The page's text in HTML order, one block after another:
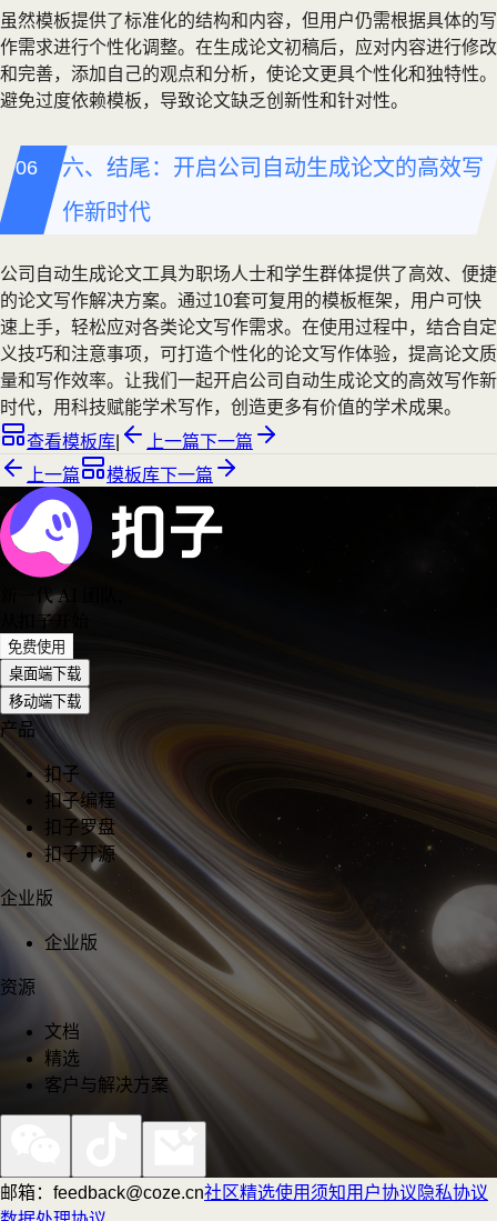
虽然模板提供了标准化的结构和内容，但用户仍需根据具体的写
作需求进行个性化调整。在生成论文初稿后，应对内容进行修改
和完善，添加自己的观点和分析，使论文更具个性化和独特性。
避免过度依赖模板，导致论文缺乏创新性和针对性。
六、结尾：开启公司自动生成论文的高效写
作新时代
公司自动生成论文工具为职场人士和学生群体提供了高效、便捷
的论文写作解决方案。通过10套可复用的模板框架，用户可快
速上手，轻松应对各类论文写作需求。在使用过程中，结合自定
义技巧和注意事项，可打造个性化的论文写作体验，提高论文质
量和写作效率。让我们一起开启公司自动生成论文的高效写作新
时代，用科技赋能学术写作，创造更多有价值的学术成果。
查看模板库
上一篇下一篇
上一篇
模板库下一篇
新一代 AI 团队
从扣子开始
免费使用
桌面端下载
移动端下载
产品
扣子
扣子编程
扣子罗盘
扣子开源
企业版
企业版
资源
文档
精选
客户与解决方案
邮箱：feedback@coze.cn社区精选使用须知用户协议 隐私协议